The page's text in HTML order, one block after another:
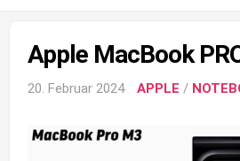
Apple MacBook
20. Februar 2024 APPLE /